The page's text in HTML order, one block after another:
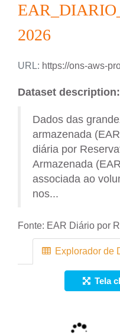
2026
URL: https://ons-aws-prod-
Dataset description:
Dados das
armazenada
diária por
Armazenada
associada ao
nos...
Fonte: EAR Diário por
Explorador de
Tela